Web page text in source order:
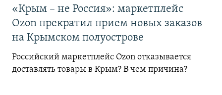
«Крым – не Россия»: маркетплейс
Ozon прекратил прием новых заказов
на Крымском полуострове
Российский маркетплейс Ozon отказывается
доставлять товары в Крым? В чем причина?